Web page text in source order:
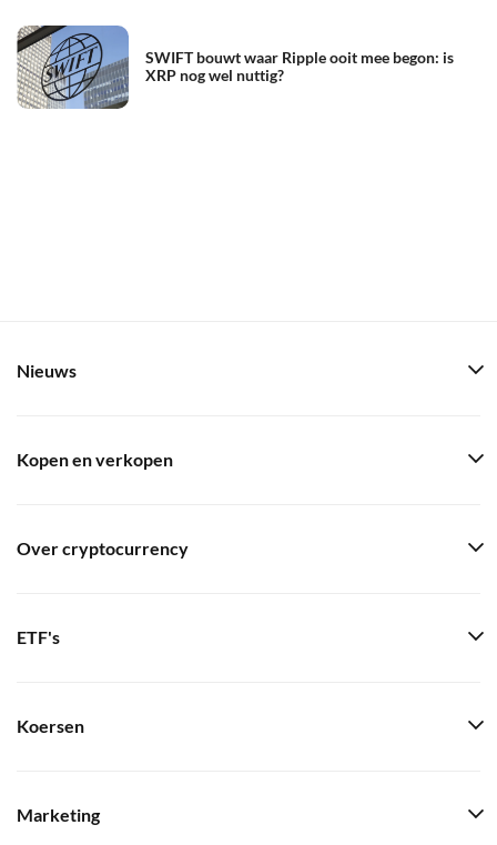
SWIFT bouwt waar Ripple ooit mee begon: is
XRP nog wel nuttig?
Nieuws
Kopen en verkopen
Over cryptocurrency
ETF's
Koersen
Marketing